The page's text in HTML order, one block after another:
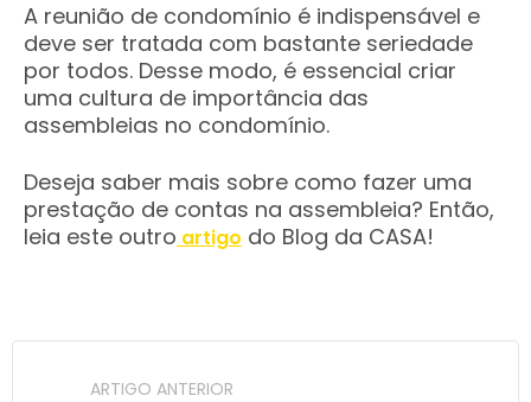
A reunião de condomínio é indispensável e
deve ser tratada com bastante seriedade
por todos. Desse modo, é essencial criar
uma cultura de importância das
assembleias no condomínio.
Deseja saber mais sobre como fazer uma
prestação de contas na assembleia? Então,
leia este outro artigo do Blog da CASA!
ARTIGO ANTERIOR